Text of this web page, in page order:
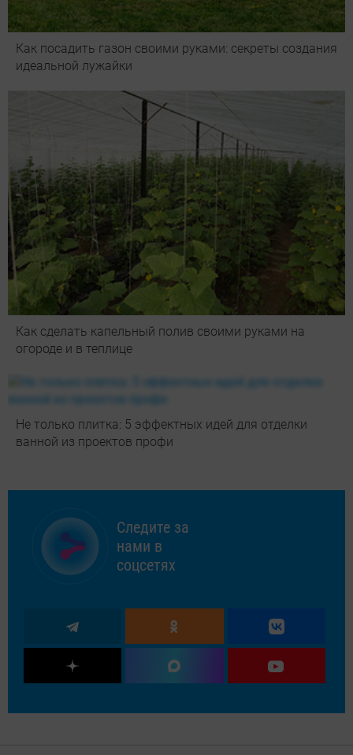
Как посадить газон своими руками: секреты создания
идеальной лужайки
Как сделать капельный полив своими руками на
огороде и в теплице
Не только плитка: 5 эффектных идей для отделки
ванной из проектов профи
Следите за
нами в
соцсетях